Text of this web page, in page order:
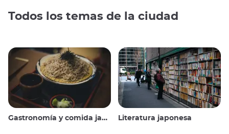
Todos los temas de la ciudad
Gastronomía y comida japonesas Literatura japonesa